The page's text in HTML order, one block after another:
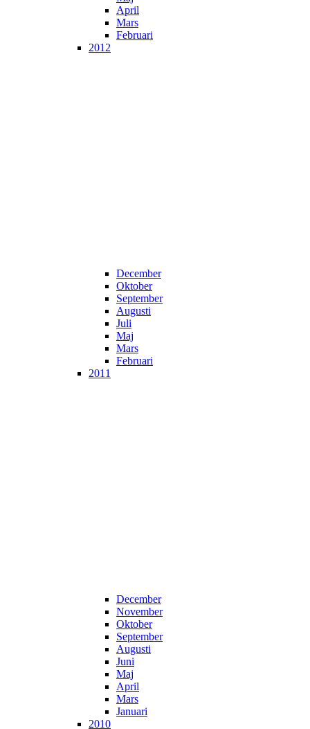
April
Mars
Februari
2012
December
Oktober
September
Augusti
Juli
Maj
Mars
Februari
2011
December
November
Oktober
September
Augusti
Juni
Maj
April
Mars
Januari
2010